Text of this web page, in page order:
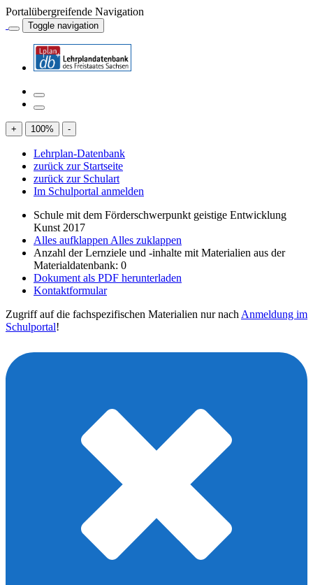
Portalübergreifende Navigation
Toggle navigation
+ 100% -
Lehrplan-Datenbank
zurück zur Startseite
zurück zur Schulart
Im Schulportal anmelden
Schule mit dem Förderschwerpunkt geistige Entwicklung
Kunst 2017
Alles aufklappen Alles zuklappen
Anzahl der Lernziele und -inhalte mit Materialien aus der
Materialdatenbank: 0
Dokument als PDF herunterladen
Kontaktformular
Zugriff auf die fachspezifischen Materialien nur nach Anmeldung im
Schulportal!